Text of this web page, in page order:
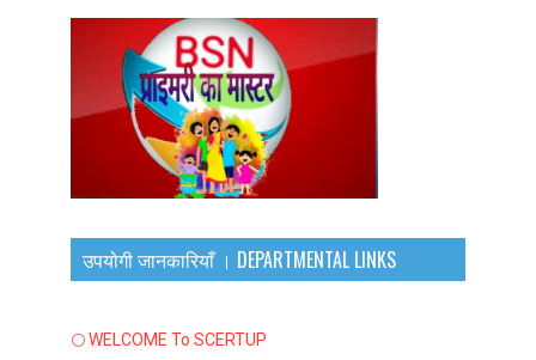
उपयोगी जानकारियाँ । DEPARTMENTAL LINKS
🌕 WELCOME To SCERTUP